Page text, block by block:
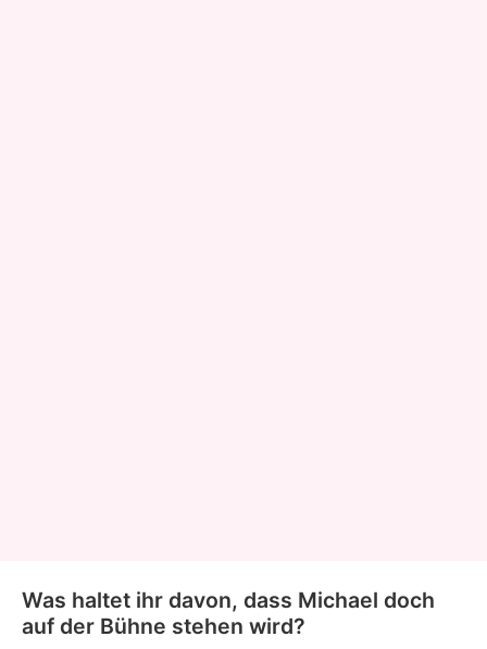
Was haltet ihr davon, dass Michael doch
auf der Bühne stehen wird?